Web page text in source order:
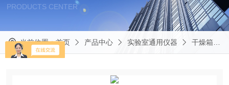
PRODUCTS CENTER
当前位置：首页 产品中心 实验室通用仪器 干燥箱